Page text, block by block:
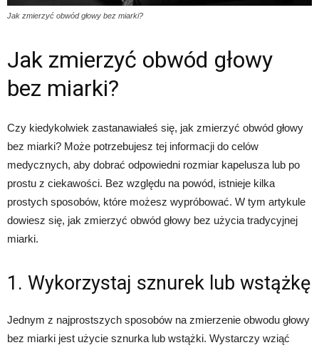
Jak zmierzyć obwód głowy bez miarki?
Jak zmierzyć obwód głowy
bez miarki?
Czy kiedykolwiek zastanawiałeś się, jak zmierzyć obwód głowy
bez miarki? Może potrzebujesz tej informacji do celów
medycznych, aby dobrać odpowiedni rozmiar kapelusza lub po
prostu z ciekawości. Bez względu na powód, istnieje kilka
prostych sposobów, które możesz wypróbować. W tym artykule
dowiesz się, jak zmierzyć obwód głowy bez użycia tradycyjnej
miarki.
1. Wykorzystaj sznurek lub wstążkę
Jednym z najprostszych sposobów na zmierzenie obwodu głowy
bez miarki jest użycie sznurka lub wstążki. Wystarczy wziąć